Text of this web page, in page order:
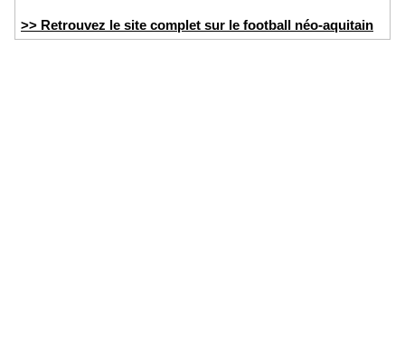
>> Retrouvez le site complet sur le football néo-aquitain